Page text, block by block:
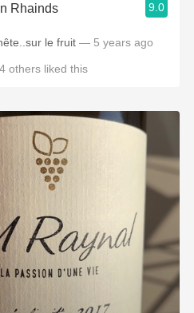
Rhainds 9.0
le fruit — 5 years ago
4 others liked this